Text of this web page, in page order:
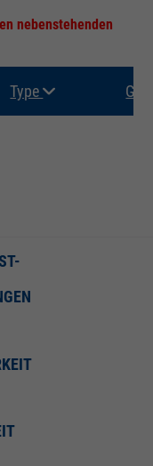
nebenstehenden
Type